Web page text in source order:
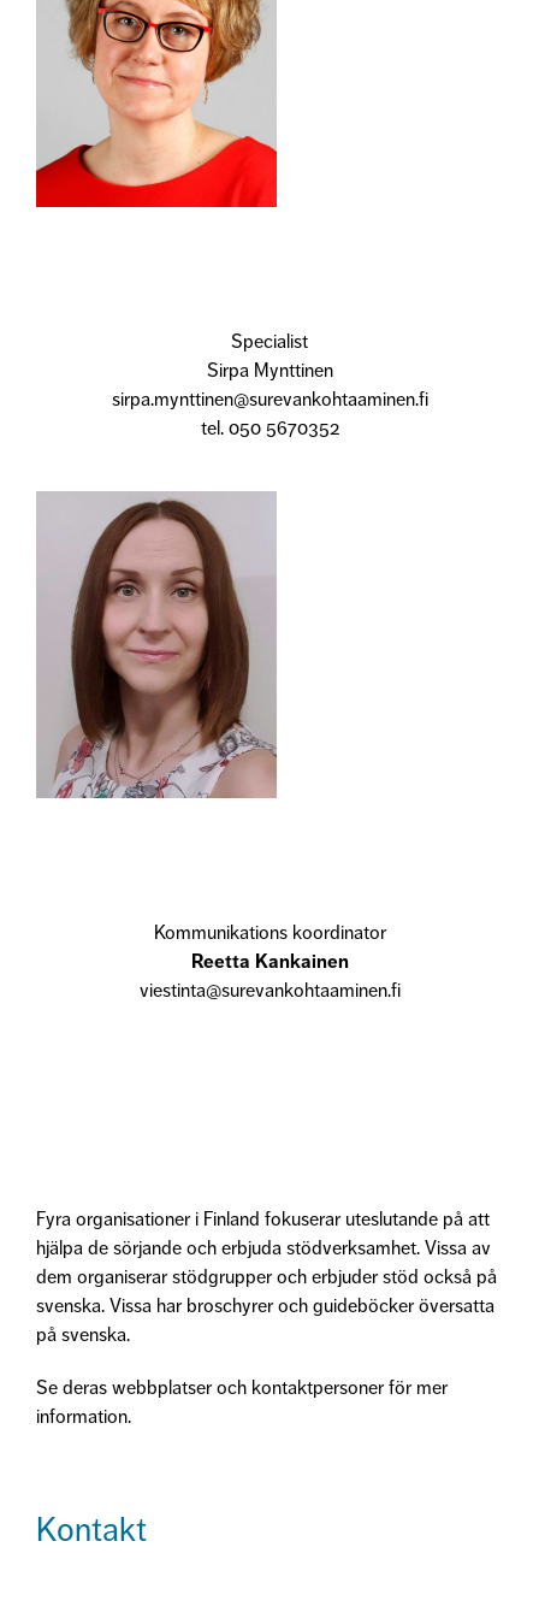
Specialist
Sirpa Mynttinen
sirpa.mynttinen@surevankohtaaminen.fi
tel. 050 5670352
Kommunikations koordinator
Reetta Kankainen
viestinta@surevankohtaaminen.fi
Fyra organisationer i Finland fokuserar uteslutande på att
hjälpa de sörjande och erbjuda stödverksamhet. Vissa av
dem organiserar stödgrupper och erbjuder stöd också på
svenska. Vissa har broschyrer och guideböcker översatta
på svenska.
Se deras webbplatser och kontaktpersoner för mer
information.
Kontakt